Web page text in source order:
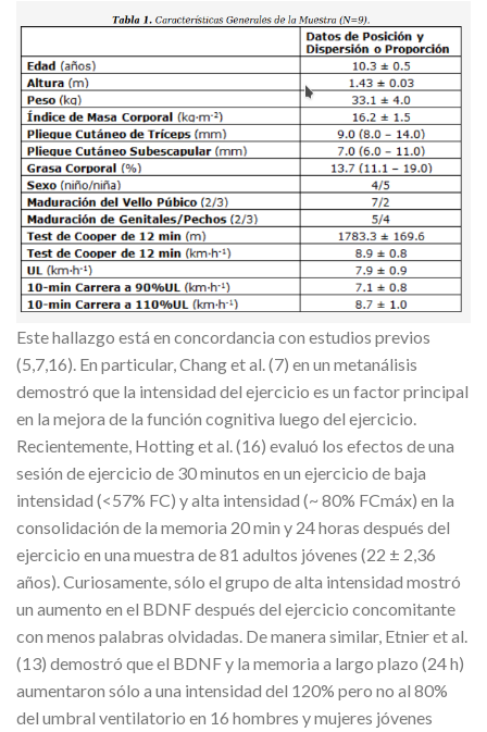
Este hallazgo está en concordancia con estudios previos
(5,7,16). En particular, Chang et al. (7) en un metanálisis
demostró que la intensidad del ejercicio es un factor principal
en la mejora de la función cognitiva luego del ejercicio.
Recientemente, Hotting et al. (16) evaluó los efectos de una
sesión de ejercicio de 30 minutos en un ejercicio de baja
intensidad (<57% FC) y alta intensidad (~ 80% FCmáx) en la
consolidación de la memoria 20 min y 24 horas después del
ejercicio en una muestra de 81 adultos jóvenes (22 ± 2,36
años). Curiosamente, sólo el grupo de alta intensidad mostró
un aumento en el BDNF después del ejercicio concomitante
con menos palabras olvidadas. De manera similar, Etnier et al.
(13) demostró que el BDNF y la memoria a largo plazo (24 h)
aumentaron sólo a una intensidad del 120% pero no al 80%
del umbral ventilatorio en 16 hombres y mujeres jóvenes